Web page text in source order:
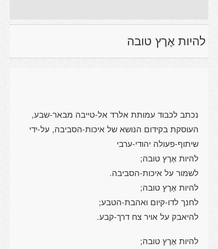
להיות אֶרֶץ טובה
נכתב לכבוד עמותת אלרד אל-טייבה מבאר-שבע,
העוסקת בקידום הנושא של איכות-הסביבה, על-ידי
שיתוף-פעולה יהודי-ערבי
להיות אֶרֶץ טובה;
לשמור על איכות-הסביבה.
להיות אֶרֶץ טובה;
לחנך לדו-קיום ואהבת-הטבע;
להיאבק על אויר צח דרך-קבע.
להיות אֶרֶץ טובה;